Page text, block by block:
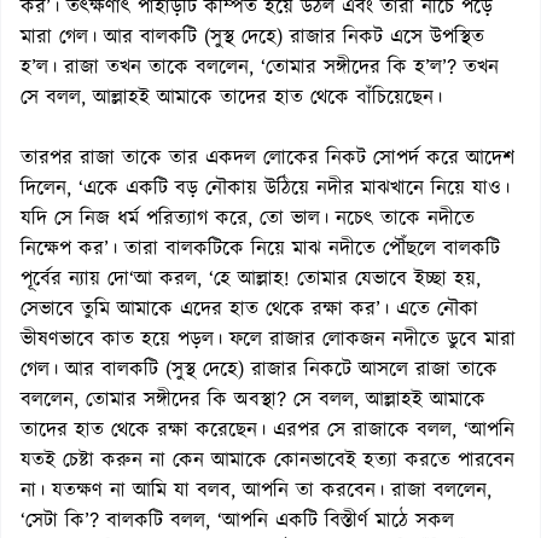
কর’। তৎক্ষণাৎ পাহাড়টি কম্পিত হয়ে উঠল এবং তারা নীচে পড়ে
মারা গেল। আর বালকটি (সুস্থ দেহে) রাজার নিকট এসে উপস্থিত
হ’ল। রাজা তখন তাকে বললেন, ‘তোমার সঙ্গীদের কি হ’ল’? তখন
সে বলল, আল্লাহই আমাকে তাদের হাত থেকে বাঁচিয়েছেন।
তারপর রাজা তাকে তার একদল লোকের নিকট সোপর্দ করে আদেশ
দিলেন, ‘একে একটি বড় নৌকায় উঠিয়ে নদীর মাঝখানে নিয়ে যাও।
যদি সে নিজ ধর্ম পরিত্যাগ করে, তো ভাল। নচেৎ তাকে নদীতে
নিক্ষেপ কর’। তারা বালকটিকে নিয়ে মাঝ নদীতে পৌঁছলে বালকটি
পূর্বের ন্যায় দো‘আ করল, ‘হে আল্লাহ! তোমার যেভাবে ইচ্ছা হয়,
সেভাবে তুমি আমাকে এদের হাত থেকে রক্ষা কর’। এতে নৌকা
ভীষণভাবে কাত হয়ে পড়ল। ফলে রাজার লোকজন নদীতে ডুবে মারা
গেল। আর বালকটি (সুস্থ দেহে) রাজার নিকটে আসলে রাজা তাকে
বললেন, তোমার সঙ্গীদের কি অবস্থা? সে বলল, আল্লাহই আমাকে
তাদের হাত থেকে রক্ষা করেছেন। এরপর সে রাজাকে বলল, ‘আপনি
যতই চেষ্টা করুন না কেন আমাকে কোনভাবেই হত্যা করতে পারবেন
না। যতক্ষণ না আমি যা বলব, আপনি তা করবেন। রাজা বললেন,
‘সেটা কি’? বালকটি বলল, ‘আপনি একটি বিস্তীর্ণ মাঠে সকল